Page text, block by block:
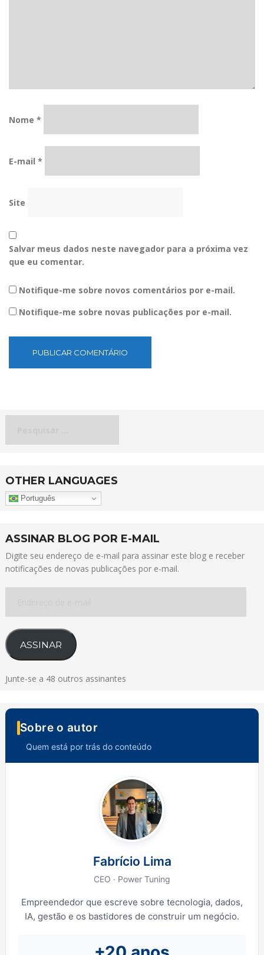
Nome *
E-mail *
Site
Salvar meus dados neste navegador para a próxima vez
que eu comentar.
Notifique-me sobre novos comentários por e-mail.
Notifique-me sobre novas publicações por e-mail.
OTHER LANGUAGES
Português
ASSINAR BLOG POR E-MAIL
Digite seu endereço de e-mail para assinar este blog e receber
notificações de novas publicações por e-mail.
e-
mail
ASSINAR
Junte-se a 48 outros assinantes
Sobre o autor
Quem está por trás do conteúdo
Fabrício Lima
CEO · Power Tuning
Empreendedor que escreve sobre tecnologia, dados,
IA, gestão e os bastidores de construir um negócio.